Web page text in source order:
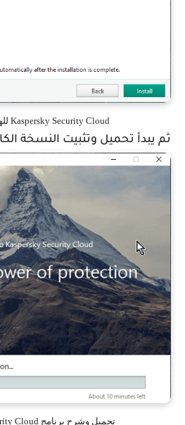
ثم يبدأ تحميل وتثبيت النسخة
تحميل وشرح برنامج Kaspersky Security Cloud